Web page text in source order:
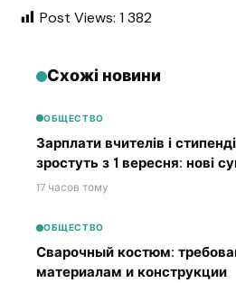
Post Views: 1 382
Схожі новини
ОБЩЕСТВО
Зарплати вчителів і
зростуть з 1 вересня: нові
17 часов тому
ОБЩЕСТВО
Сварочный костюм:
материалам и конструкции